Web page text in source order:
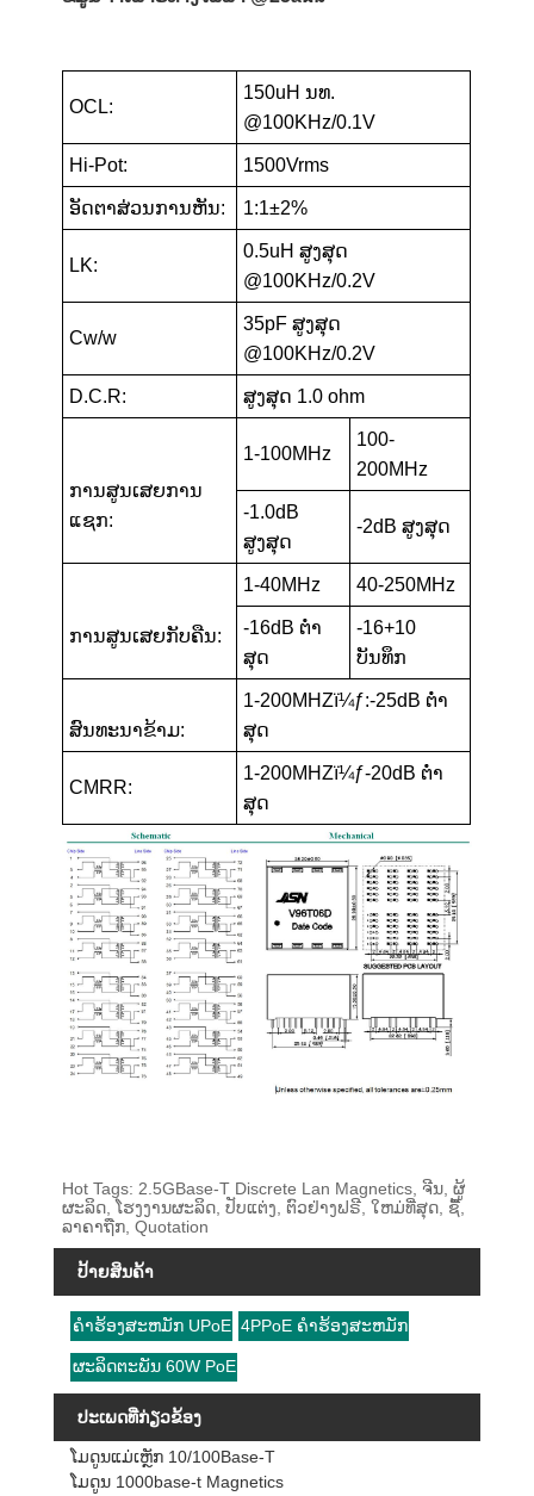
OCL:
150uH ນທ.
@100KHz/0.1V
Hi-Pot: 1500Vrms
ອັດຕາສ່ວນການຫັນ: 1:1±2%
LK:
0.5uH ສູງສຸດ
@100KHz/0.2V
Cw/w
35pF ສູງສຸດ
@100KHz/0.2V
D.C.R: ສູງສຸດ 1.0 ohm
ການສູນເສຍການ
ແຊກ:
1-100MHz
100-
200MHz
-1.0dB
ສູງສຸດ
-2dB ສູງສຸດ
ການສູນເສຍກັບຄືນ:
1-40MHz 40-250MHz
-16dB ຕໍ່າ
ສຸດ
-16+10
ບັນທຶກ
ສົນທະນາຂ້າມ:
1-200MHZï¼ƒ:-25dB ຕ່ຳ
ສຸດ
CMRR:
1-200MHZï¼ƒ-20dB ຕ່ຳ
ສຸດ
Hot Tags: 2.5GBase-T Discrete Lan Magnetics, ຈີນ, ຜູ້
ຜະລິດ, ໂຮງງານຜະລິດ, ປັບແຕ່ງ, ຕົວຢ່າງຟຣີ, ໃຫມ່ທີ່ສຸດ, ຊື້,
ລາຄາຖືກ, Quotation
ປ້າຍສິນຄ້າ
ຄໍາຮ້ອງສະຫມັກ UPoE 4PPoE ຄໍາຮ້ອງສະຫມັກ
ຜະລິດຕະພັນ 60W PoE
ປະເພດທີ່ກ່ຽວຂ້ອງ
ໂມດູນແມ່ເຫຼັກ 10/100Base-T
ໂມດູນ 1000base-t Magnetics